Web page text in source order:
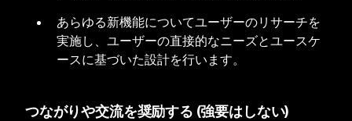
あらゆる新機能についてユーザーのリサーチを
実施し、ユーザーの直接的なニーズとユースケ
ースに基づいた設計を行います。
つながりや交流を奨励する (強要はしない)